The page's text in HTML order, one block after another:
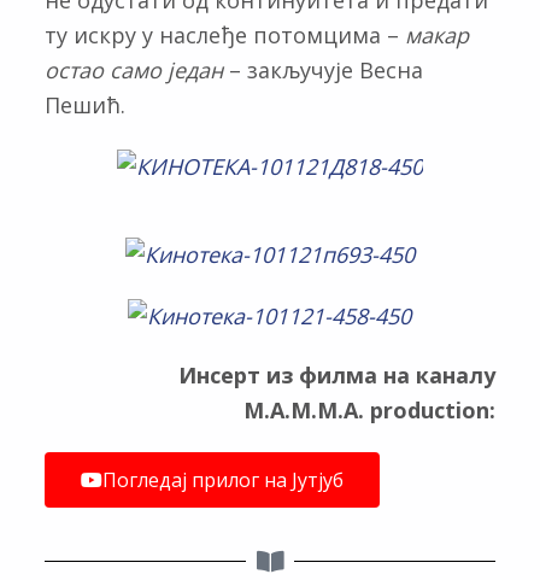
ту искру у наслеђе потомцима – макар
остао само један– закључује Весна
Пешић.
Инсерт из филма на каналу
M.A.M.M.A. production:
Погледај прилог на Јутјуб